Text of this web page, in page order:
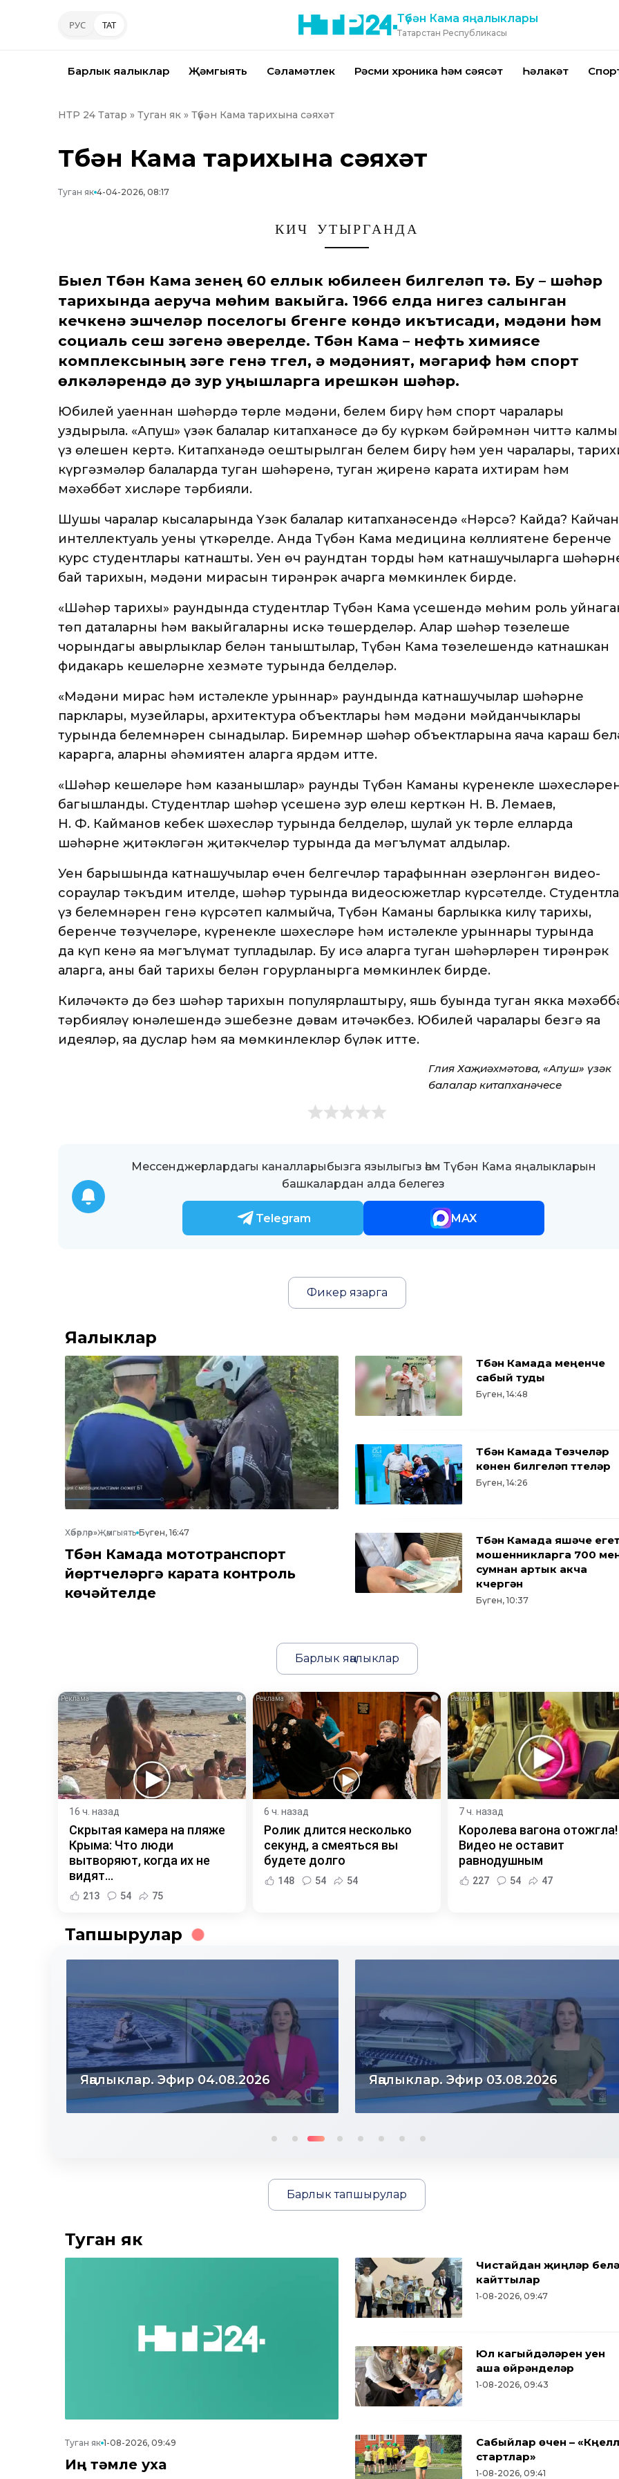
РУС ТАТ Түбән Кама яңалыклары
Татарстан Республикасы
Барлык яңалыклар Җәмгыять Сәламәтлек Рәсми хроника һәм сәясәт Һәлакәт
НТР 24 Татар » Туган як » Түбән Кама тарихына сәяхәт
Түбән Кама тарихына сәяхәт
Туган як 4-04-2026, 08:17
КИЧ УТЫРГАНДА
Быел Түбән Кама үзенең 60 еллык юбилеен билгеләп үтә. Бу – шәһәр
тарихында аеруча мөһим вакыйга. 1966 елда нигез салынган
кечкенә эшчеләр поселогы бүгенге көндә икътисади, мәдәни һәм
социаль үсеш үзәгенә әверелде. Түбән Кама – нефть химиясе
комплексының үзәге генә түгел, ә мәдәният, мәгариф һәм спорт
өлкәләрендә дә зур уңышларга ирешкән шәһәр.
Юбилей уңаеннан шәһәрдә төрле мәдәни, белем бирү һәм спорт чаралары
уздырыла. «Апуш» үзәк балалар китапханәсе дә бу күркәм бәйрәмнән читтә
үз өлешен кертә. Китапханәдә оештырылган белем бирү һәм уен чаралары,
күргәзмәләр балаларда туган шәһәренә, туган җиренә карата ихтирам һәм
мәхәббәт хисләре тәрбияли.
Шушы чаралар кысаларында Үзәк балалар китапханәсендә «Нәрсә? Кайда?
интеллектуаль уены үткәрелде. Анда Түбән Кама медицина көллиятенең беренче
курс студентлары катнашты. Уен өч раундтан торды һәм катнашучыларга
бай тарихын, мәдәни мирасын тирәнрәк ачарга мөмкинлек бирде.
«Шәһәр тарихы» раундында студентлар Түбән Кама үсешендә мөһим роль
төп даталарны һәм вакыйгаларны искә төшерделәр. Алар шәһәр төзелеше
чорындагы авырлыклар белән таныштылар, Түбән Кама төзелешендә катнашкан
фидакарь кешеләрнең хезмәте турында белделәр.
«Мәдәни мирас һәм истәлекле урыннар» раундында катнашучылар шәһәрнең
парклары, музейлары, архитектура объектлары һәм мәдәни мәйданчыклары
турында белемнәрен сынадылар. Биремнәр шәһәр объектларына яңача караш
карарга, аларның әһәмиятен аңларга ярдәм итте.
«Шәһәр кешеләре һәм казанышлар» раунды Түбән Каманың күренекле
багышланды. Студентлар шәһәр үсешенә зур өлеш керткән Н. В. Лемаев,
Н. Ф. Кайманов кебек шәхесләр турында белделәр, шулай ук төрле елларда
шәһәрне җитәкләгән җитәкчеләр турында да мәгълүмат алдылар.
Уен барышында катнашучылар өчен белгечләр тарафыннан әзерләнгән видео-
сораулар тәкъдим ителде, шәһәр турында видеосюжетлар күрсәтелде.
үз белемнәрен генә күрсәтеп калмыйча, Түбән Каманың барлыкка килү тарихы,
беренче төзүчеләре, күренекле шәхесләре һәм истәлекле урыннары турында
да күп кенә яңа мәгълүмат тупладылар. Бу исә аларга туган шәһәрләрен тирәнрәк
аңларга, аның бай тарихы белән горурланырга мөмкинлек бирде.
Киләчәктә дә без шәһәр тарихын популярлаштыру, яшь буында туган якка
тәрбияләү юнәлешендә эшебезне дәвам итәчәкбез. Юбилей чаралары безгә яңа
идеяләр, яңа дуслар һәм яңа мөмкинлекләр бүләк итте.
Гөлия Хаҗиәхмәтова, «Апуш» үзәк
балалар китапханәчесе
Мессенджерлардагы каналларыбызга язылыгыз һәм Түбән Кама яңалыкларын
башкалардан алда белегез
Telegram MAX
Фикер язарга
Яңалыклар
Хәбәрләр»Җәмгыять Бүген, 16:47
Түбән Камада мототранспорт
йөртүчеләргә карата контроль
көчәйтелде
Түбән Камада меңенче
сабый туды
Бүген, 14:48
Түбән Камада Төзүчеләр
көнен билгеләп үттеләр
Бүген, 14:26
Түбән Камада яшәүче егет
мошенникларга 700
сумнан артык акча
күчергән
Бүген, 10:37
Барлык яңалыклар
i
16 ч. назад
Скрытая камера на пляже
Крыма: Что люди
вытворяют, когда их не
видят...
213 54 75
i
6 ч. назад
Ролик длится несколько
секунд, а смеяться вы
будете долго
148 54 54
7 ч. назад
Королева вагона отожгла!
Видео не оставит
равнодушным
227 54 47
Тапшырулар
Яңалыклар. Эфир 03.08.2026 Яңалыклар. Эфир 31.07.2026
Барлык тапшырулар
Туган як
Туган як 1-08-2026, 09:49
Иң тәмле уха
Чистайдан җиңүләр
кайттылар
1-08-2026, 09:47
Юл кагыйдәләрен уен
аша өйрәнделәр
1-08-2026, 09:43
Сабыйлар өчен –
стартлар»
1-08-2026, 09:41